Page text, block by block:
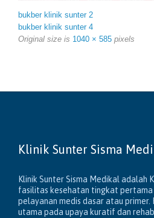
bukber klinik sunter 2
bukber klinik sunter 4
Original size is 1040 × 585 pixels
Klinik Sunter Sisma
Klinik Sunter Sisma Medikal adalah
fasilitas kesehatan tingkat pertama
pelayanan medis dasar atau primer.
utama pada upaya kuratif dan